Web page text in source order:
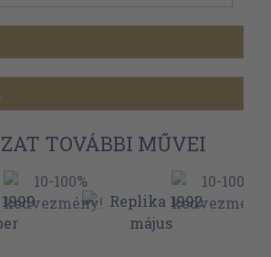
TOVÁBBI MŰVEI